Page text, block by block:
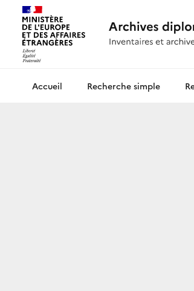
Archives diplomatiquesRecherche simple